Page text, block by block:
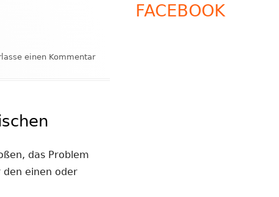
einen Kommentarzu Jugendangeln der IG Angeln vom 10.09.2017
das Problem
einen oder
r
FACEBOOK